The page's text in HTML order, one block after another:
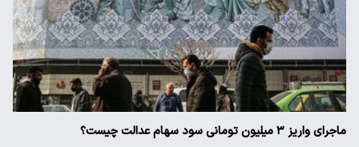
ماجرای واریز ۳ میلیون تومانی سود سهام عدالت چیست؟